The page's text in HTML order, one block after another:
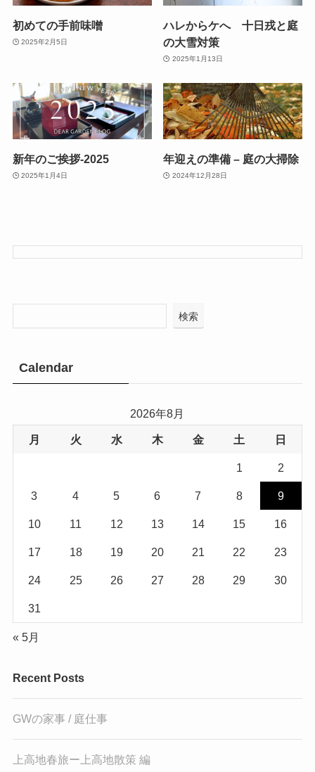
初めての手前味噌
2025年2月5日
ハレからケへ 十日戎と庭
の大雪対策
2025年1月13日
新年のご挨拶-2025
2025年1月4日
年迎えの準備 – 庭の大掃除
2024年12月28日
検索
Calendar
2026年8月
月 火 水 木 金 土 日
1 2
3 4 5 6 7 8 9
10 11 12 13 14 15 16
17 18 19 20 21 22 23
24 25 26 27 28 29 30
31
« 5月
Recent Posts
GWの家事 / 庭仕事
上高地春旅ー上高地散策 編